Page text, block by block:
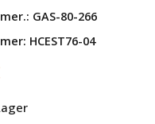
GAS-80-266
HCEST76-04